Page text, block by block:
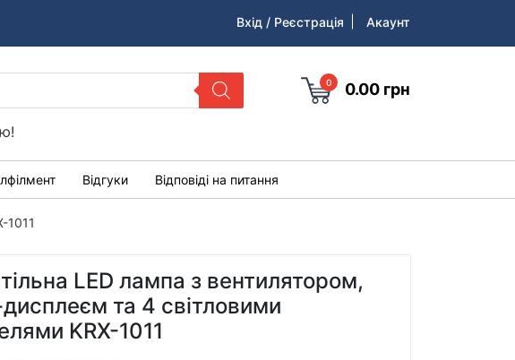
Вхід / Реєстрація Акаунт
0 0.00 грн
Відгуки Відповіді на питання
1011
LED лампа з вентилятором,
та 4 світловими
KRX-1011